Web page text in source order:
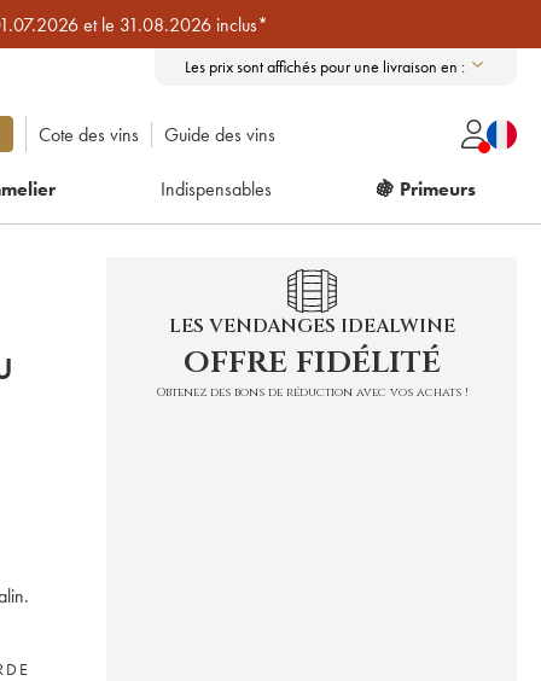
et le 31.08.2026 inclus*
Les prix sont affichés pour une livraison en :
Cote des vins Guide des vins
Indispensables 🍇 Primeurs
LES VENDANGES IDEALWINE
offre fidélité
Obtenez des bons de réduction avec vos achats !